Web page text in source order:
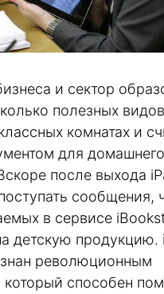
и сектор
полезных видов
комнатах и
для домашнего
после выхода
сообщения,
в сервисе
детскую продукцию.
революционным
который способен